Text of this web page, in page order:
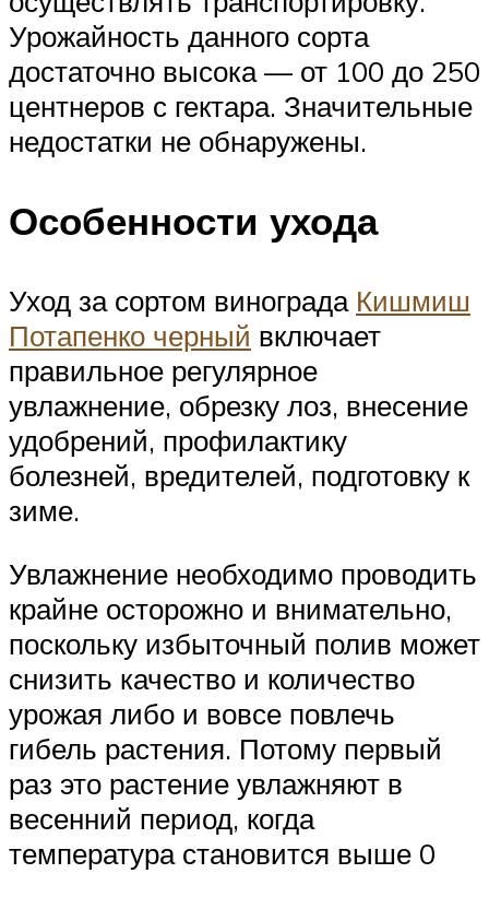
Урожайность данного сорта
достаточно высока — от 100 до 250
центнеров с гектара. Значительные
недостатки не обнаружены.
Особенности ухода
Уход за сортом винограда Кишмиш
Потапенко черный включает
правильное регулярное
увлажнение, обрезку лоз, внесение
удобрений, профилактику
болезней, вредителей, подготовку к
зиме.
Увлажнение необходимо проводить
крайне осторожно и внимательно,
поскольку избыточный полив может
снизить качество и количество
урожая либо и вовсе повлечь
гибель растения. Потому первый
раз это растение увлажняют в
весенний период, когда
температура становится выше 0